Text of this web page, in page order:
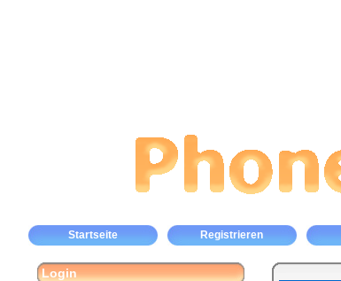
Startseite Registrieren
Login